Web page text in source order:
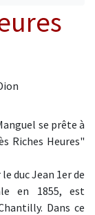
se prête à
Riches Heures"
duc Jean 1er de
en 1855, est
Dans ce